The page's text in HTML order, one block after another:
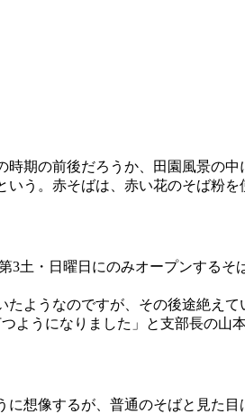
期の前後だろうか、田園風景の
う。赤そばは、赤い花のそば粉を
土・日曜日にのみオープンする
ようなのですが、その後途絶え
ようになりました」と支部長の山
想像するが、普通のそばと見た